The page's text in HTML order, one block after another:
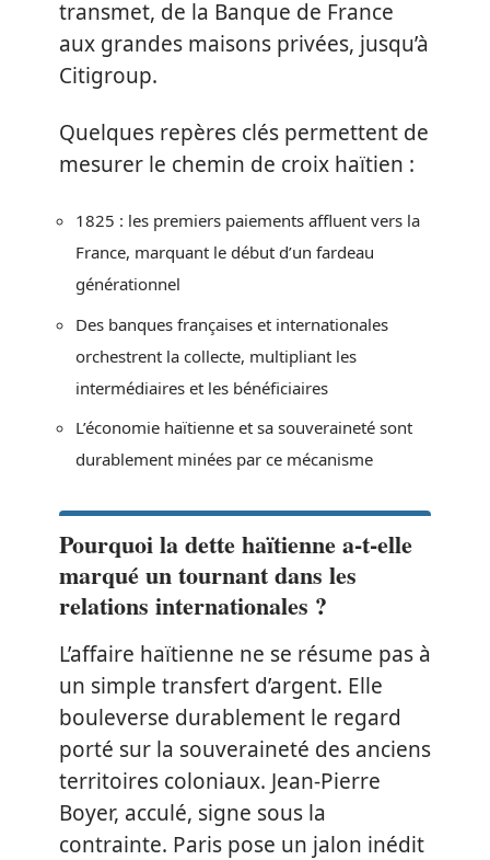
transmet, de la Banque de France
aux grandes maisons privées, jusqu’à
Citigroup.
Quelques repères clés permettent de
mesurer le chemin de croix haïtien :
1825 : les premiers paiements affluent vers la
France, marquant le début d’un fardeau
générationnel
Des banques françaises et internationales
orchestrent la collecte, multipliant les
intermédiaires et les bénéficiaires
L’économie haïtienne et sa souveraineté sont
durablement minées par ce mécanisme
Pourquoi la dette haïtienne a-t-elle
marqué un tournant dans les
relations internationales ?
L’affaire haïtienne ne se résume pas à
un simple transfert d’argent. Elle
bouleverse durablement le regard
porté sur la souveraineté des anciens
territoires coloniaux. Jean-Pierre
Boyer, acculé, signe sous la
contrainte. Paris pose un jalon inédit